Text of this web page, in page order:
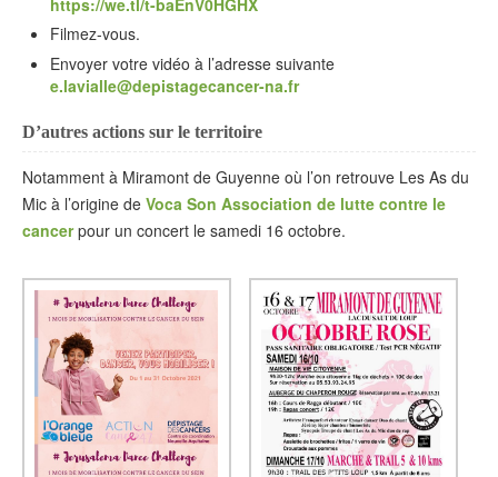
Filmez-vous.
Envoyer votre vidéo à l’adresse suivante
e.lavialle@depistagecancer-na.fr
D’autres actions sur le territoire
Notamment à Miramont de Guyenne où l’on retrouve Les As du
Mic à l’origine de Voca Son Association de lutte contre le
cancerpour un concert le samedi 16 octobre.